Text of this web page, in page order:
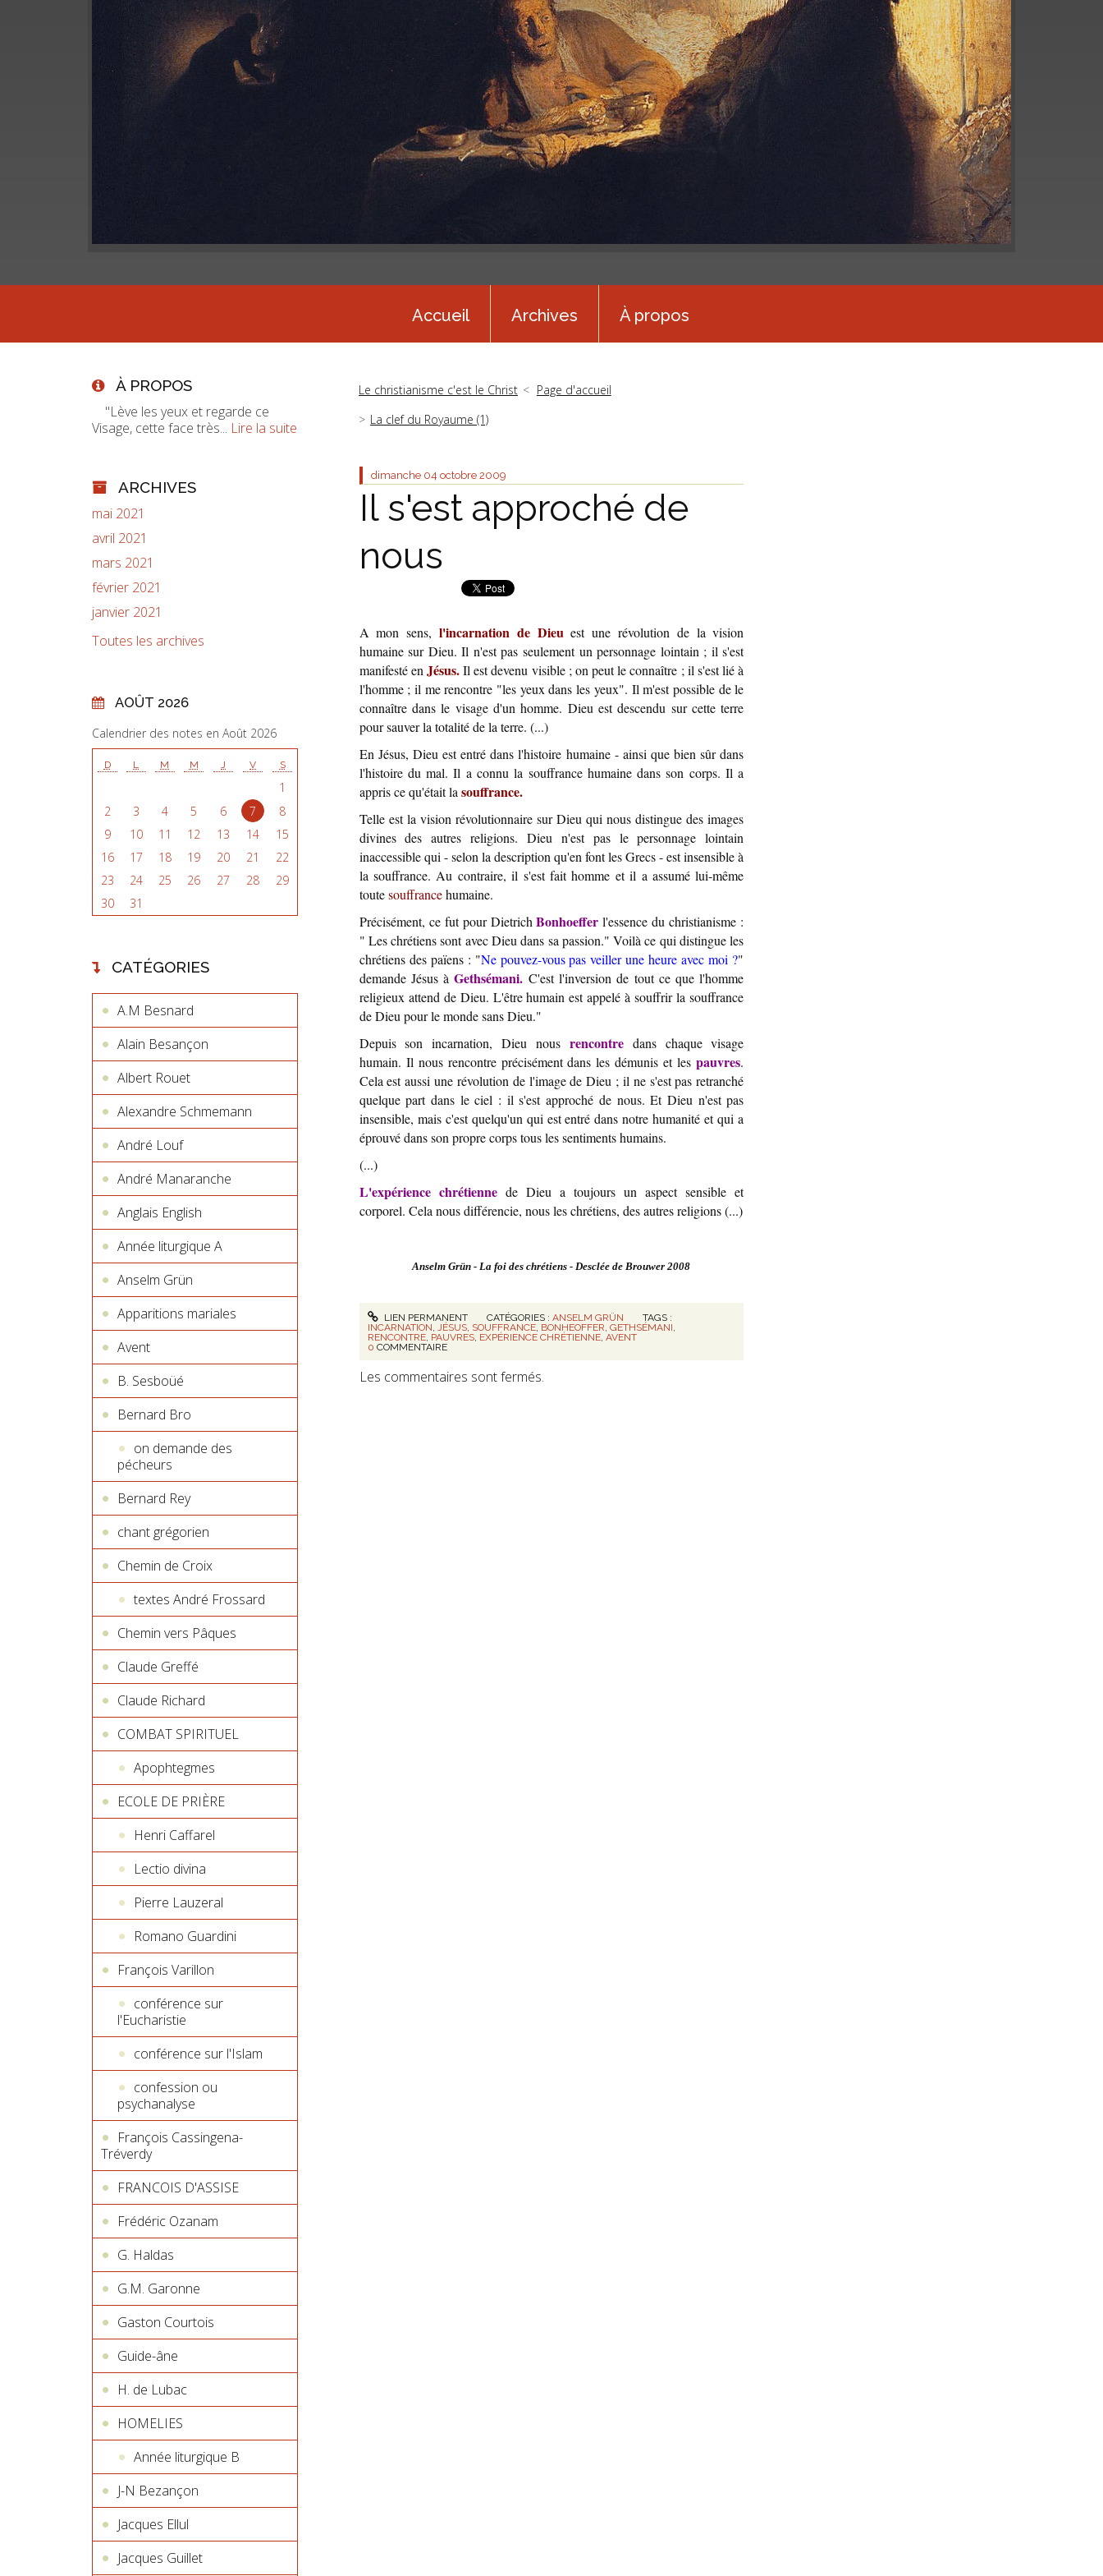
Accueil Archives À propos
À PROPOS
"Lève les yeux et regarde ce
Visage, cette face très... Lire la suite
ARCHIVES
mai 2021
avril 2021
mars 2021
février 2021
janvier 2021
Toutes les archives
AOÛT 2026
Calendrier des notes en Août 2026
D L M M J V S
1
2
3 4 5 6 7
8
9
10 11 12 13 14
15
16
17 18 19 20 21
22
23
24 25 26 27 28
29
30
31
CATÉGORIES
A.M Besnard
Alain Besançon
Albert Rouet
Alexandre Schmemann
André Louf
André Manaranche
Anglais English
Année liturgique A
Anselm Grün
Apparitions mariales
Avent
B. Sesboüé
Bernard Bro
on demande des
pécheurs
Bernard Rey
chant grégorien
Chemin de Croix
textes André Frossard
Chemin vers Pâques
Claude Greffé
Claude Richard
COMBAT SPIRITUEL
Apophtegmes
ECOLE DE PRIÈRE
Henri Caffarel
Lectio divina
Pierre Lauzeral
Romano Guardini
François Varillon
conférence sur
l'Eucharistie
conférence sur l'Islam
confession ou
psychanalyse
François Cassingena-
Tréverdy
FRANCOIS D'ASSISE
Frédéric Ozanam
G. Haldas
G.M. Garonne
Gaston Courtois
Guide-âne
H. de Lubac
HOMELIES
Année liturgique B
J-N Bezançon
Jacques Ellul
Jacques Guillet
Le christianisme c'est le Christ
Page d'accueil
La clef du Royaume (1)
dimanche 04 octobre 2009
Il s'est approché de
nous
A mon sens,l'incarnation de Dieuest une révolution de la vision
humaine sur Dieu. Il n'est pas seulement un personnage lointain ; il s'est
manifesté enJésus.Il est devenu visible ; on peut le connaître ; il s'est lié à
l'homme ; il me rencontre "les yeux dans les yeux". Il m'est possible de le
connaître dans le visage d'un homme. Dieu est descendu sur cette terre
pour sauver la totalité de la terre. (...)
En Jésus, Dieu est entré dans l'histoire humaine - ainsi que bien sûr dans
l'histoire du mal. Il a connu la souffrance humaine dans son corps. Il a
appris ce qu'était lasouffrance.
Telle est la vision révolutionnaire sur Dieu qui nous distingue des images
divines des autres religions. Dieu n'est pas le personnage lointain
inaccessible qui - selon la description qu'en font les Grecs - est insensible à
la souffrance. Au contraire, il s'est fait homme et il a assumé lui-même
toutesouffrancehumaine.
Précisément, ce fut pour DietrichBonhoefferl'essence du christianisme :
" Les chrétiens sont avec Dieu dans sa passion." Voilà ce qui distingue les
chrétiens des païens : "Ne pouvez-vous pas veiller une heure avec moi ?"
demande Jésus àGethsémani. C'est l'inversion de tout ce que l'homme
religieux attend de Dieu. L'être humain est appelé à souffrir la souffrance
de Dieu pour le monde sans Dieu."
Depuis son incarnation, Dieu nous rencontredans chaque visage
humain. Il nous rencontre précisément dans les démunis et lespauvres.
Cela est aussi une révolution de l'image de Dieu ; il ne s'est pas retranché
quelque part dans le ciel : il s'est approché de nous. Et Dieu n'est pas
insensible, mais c'est quelqu'un qui est entré dans notre humanité et qui a
éprouvé dans son propre corps tous les sentiments humains.
(...)
L'expérience chrétiennede Dieu a toujours un aspect sensible et
corporel. Cela nous différencie, nous les chrétiens, des autres religions (...)
Anselm Grün - La foi des chrétiens - Desclée de Brouwer 2008
LIEN PERMANENT CATÉGORIES :ANSELM GRÜN
TAGS :
INCARNATION
JÉSUS, SOUFFRANCE, BONHEOFFER GETHSÉMANI
RENCONTRE, PAUVRES, EXPÉRIENCE CHRÉTIENNE, AVENT
0 COMMENTAIRE
Les commentaires sont fermés.